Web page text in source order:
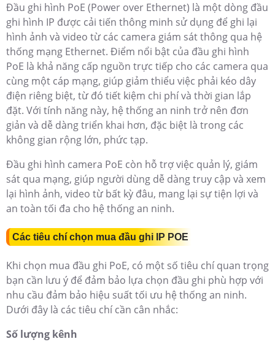
Đầu ghi hình PoE (Power over Ethernet) là một dòng đầu
ghi hình IP được cải tiến thông minh sử dụng để ghi lại
hình ảnh và video từ các camera giám sát thông qua hệ
thống mạng Ethernet. Điểm nổi bật của đầu ghi hình
PoE là khả năng cấp nguồn trực tiếp cho các camera qua
cùng một cáp mạng, giúp giảm thiểu việc phải kéo dây
điện riêng biệt, từ đó tiết kiệm chi phí và thời gian lắp
đặt. Với tính năng này, hệ thống an ninh trở nên đơn
giản và dễ dàng triển khai hơn, đặc biệt là trong các
không gian rộng lớn, phức tạp.
Đầu ghi hình camera PoE còn hỗ trợ việc quản lý, giám
sát qua mạng, giúp người dùng dễ dàng truy cập và xem
lại hình ảnh, video từ bất kỳ đâu, mang lại sự tiện lợi và
an toàn tối đa cho hệ thống an ninh.
Các tiêu chí chọn mua đầu ghi IP POE
Khi chọn mua đầu ghi PoE, có một số tiêu chí quan trọng
bạn cần lưu ý để đảm bảo lựa chọn đầu ghi phù hợp với
nhu cầu đảm bảo hiệu suất tối ưu hệ thống an ninh.
Dưới đây là các tiêu chí cần cân nhắc:
Số lượng kênh